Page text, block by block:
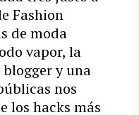
Fashion
de moda
vapor, la
y una
nos
los hacks más